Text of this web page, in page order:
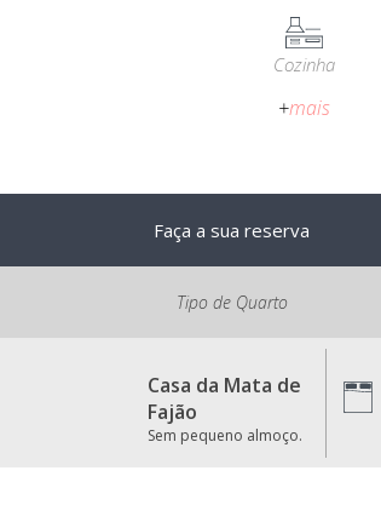
Cozinha
+mais
Faça a sua reserva
Tipo de Quarto
Casa da Mata de
Fajão
Sem pequeno almoço.